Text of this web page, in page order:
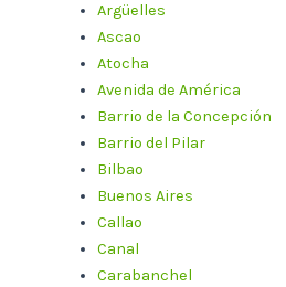
Argüelles
Ascao
Atocha
Avenida de América
Barrio de la Concepción
Barrio del Pilar
Bilbao
Buenos Aires
Callao
Canal
Carabanchel